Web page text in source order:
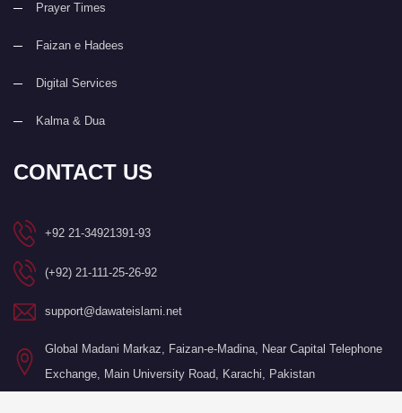
Prayer Times
Faizan e Hadees
Digital Services
Kalma & Dua
CONTACT US
+92 21-34921391-93
(+92) 21-111-25-26-92
support@dawateislami.net
Global Madani Markaz, Faizan-e-Madina, Near Capital Telephone
Exchange, Main University Road, Karachi, Pakistan